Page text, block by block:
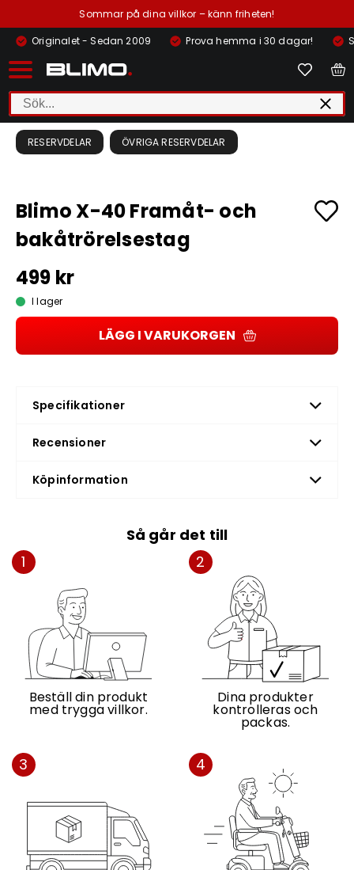
Sommar på dina villkor – känn friheten!
Originalet - Sedan 2009
Prova hemma i 30 dagar!
RESERVDELAR ÖVRIGA RESERVDELAR
Blimo X-40 Framåt- och
bakåtrörelsestag
499 kr
I lager
LÄGG I VARUKORGEN
Specifikationer
Recensioner
Köpinformation
Så går det till
1
Beställ din produkt
med trygga villkor.
2
Dina produkter
kontrolleras och
packas.
3 4